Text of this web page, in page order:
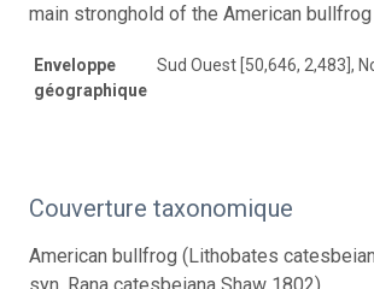
main stronghold of the American
Enveloppe
géographique
Sud Ouest [50,646, 2,483],
Couverture taxonomique
American bullfrog (Lithobates